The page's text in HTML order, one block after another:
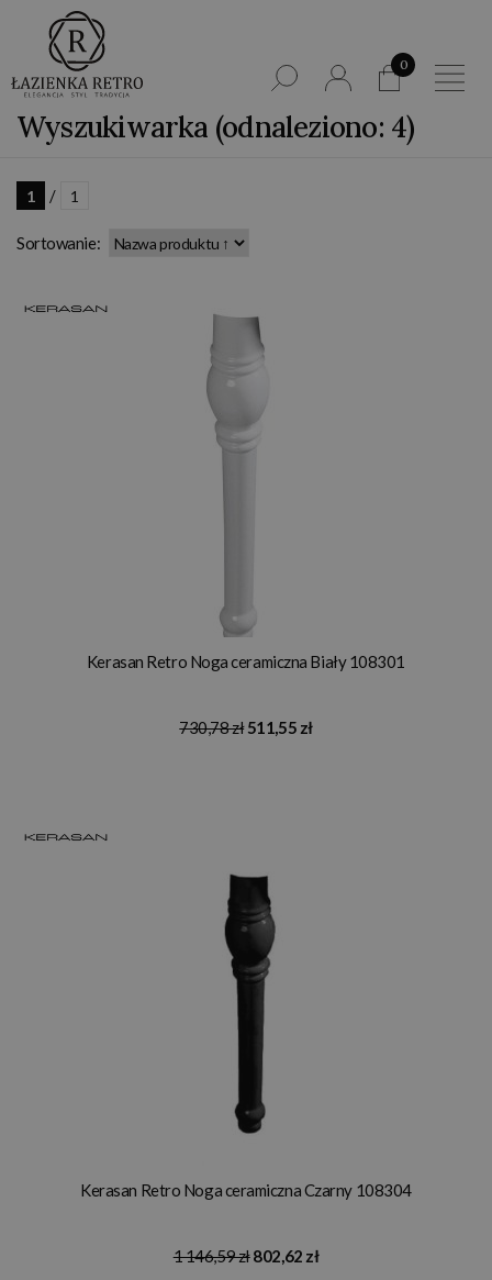
0
Wyszukiwarka (odnaleziono: 4)
1 / 1
Sortowanie:
Kerasan Retro Noga ceramiczna Biały 108301
730,78 zł 511,55 zł
Kerasan Retro Noga ceramiczna Czarny 108304
1 146,59 zł802,62 zł